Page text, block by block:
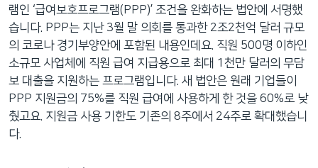
램인 ‘급여보호프로그램(PPP)’ 조건을 완화하는 법안에 서명했
습니다. PPP는 지난 3월 말 의회를 통과한 2조2천억 달러 규모
의 코로나 경기부양안에 포함된 내용인데요. 직원 500명 이하인
소규모 사업체에 직원 급여 지급용으로 최대 1천만 달러의 무담
보 대출을 지원하는 프로그램입니다. 새 법안은 원래 기업들이
PPP 지원금의 75%를 직원 급여에 사용하게 한 것을 60%로 낮
췄고요. 지원금 사용 기한도 기존의 8주에서 24주로 확대했습니
다.